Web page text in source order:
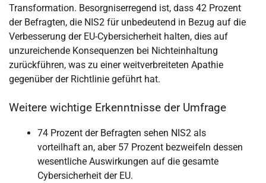
Transformation. Besorgniserregend ist, dass 42 Prozent
der Befragten, die NIS2 für unbedeutend in Bezug auf die
Verbesserung der EU-Cybersicherheit halten, dies auf
unzureichende Konsequenzen bei Nichteinhaltung
zurückführen, was zu einer weitverbreiteten Apathie
gegenüber der Richtlinie geführt hat.
Weitere wichtige Erkenntnisse der Umfrage
74 Prozent der Befragten sehen NIS2 als
vorteilhaft an, aber 57 Prozent bezweifeln dessen
wesentliche Auswirkungen auf die gesamte
Cybersicherheit der EU.